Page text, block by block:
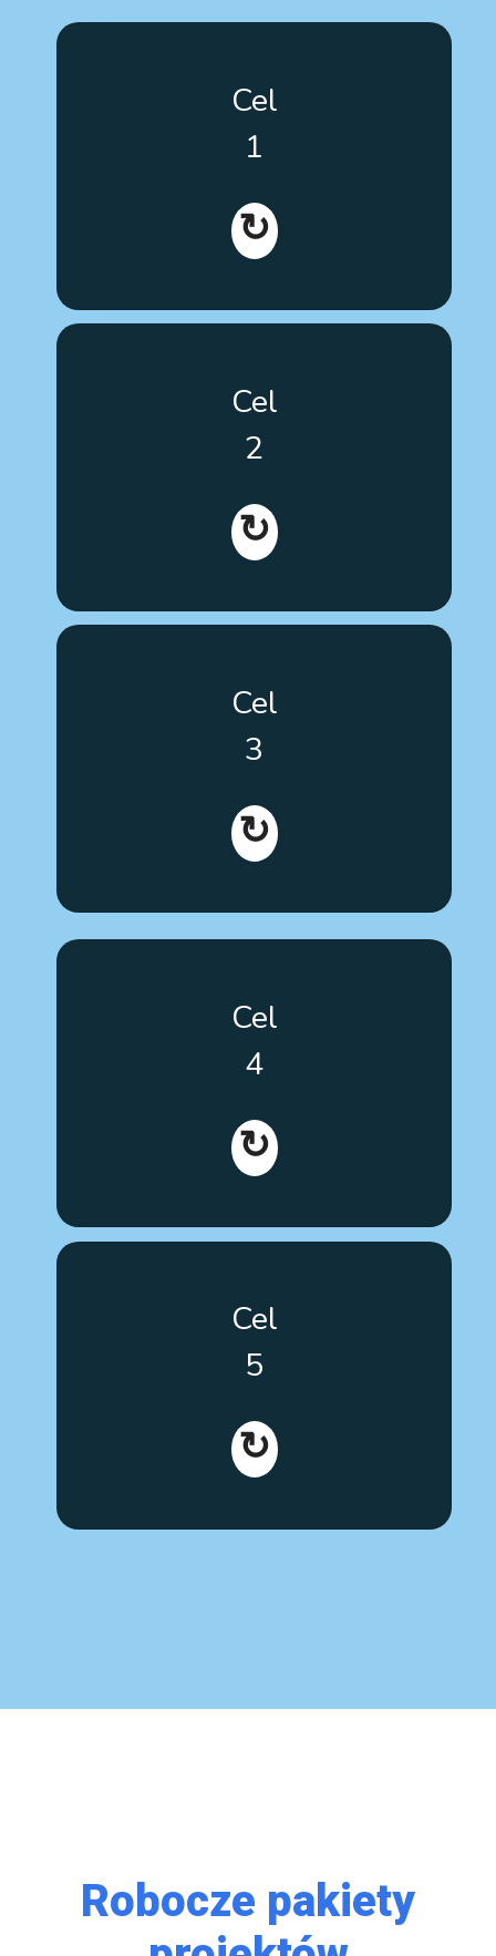
Cel
1
↻
oraz profesjonalistów, zarówno w trakcie szkolenia,
wyboru terapii i interwencji opartych na dowodach
Cel
2
↻
odpowiadających na potrzeby użytkownika.
Cel
3
↻
szkoleniowych, kształtowanie krytycznego myślenia
korzystania z terapii dla osób z autyzmem.
Cel
4
↻
uczestnictwo w podejmowaniu decyzji o ich
Cel
5
↻
decyzji opartych na dowodach naukowych, które
szkoleniowych personelu służby zdrowia i
Robocze pakiety